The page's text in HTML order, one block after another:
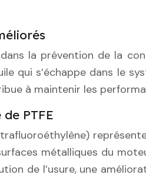
la prévention de la
qui s’échappe dans le
à maintenir les
PTFE
métalliques du
de l’usure, une